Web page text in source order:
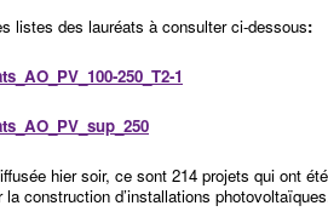
listes des lauréats à consulter ci-dessous:
250_T2-1
hier soir, ce sont 214 projets qui ont
la construction d’installations